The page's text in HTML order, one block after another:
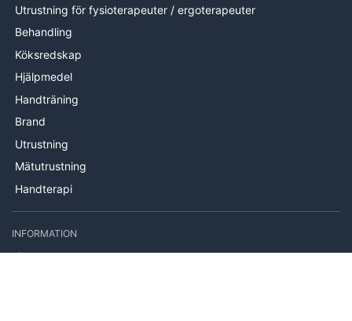
Utrustning för fysioterapeuter / ergoterapeuter
Behandling
Köksredskap
Hjälpmedel
Handträning
Brand
Utrustning
Mätutrustning
Handterapi
INFORMATION
Om oss